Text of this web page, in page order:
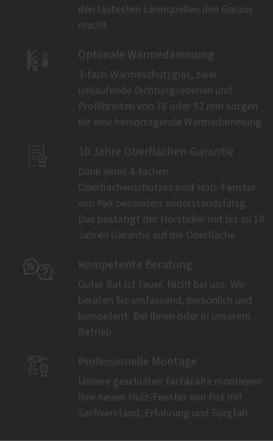
den lautesten Lärmquellen den Garaus
macht.
 Optimale Wärmedämmung
3-fach-Wärmeschutzglas, zwei
umlaufende Dichtungsebenen und
Profilbreiten von 78 oder 92 mm sorgen
für eine hervorragende Wärmedämmung.
 10 Jahre Oberflächen-Garantie
Dank eines 4-fachen
Oberflächenschutzes sind Holz-Fenster
von PaX besonders widerstandsfähig.
Das bestätigt der Hersteller mit bis zu 10
Jahren Garantie auf die Oberfläche.
 Kompetente Beratung
Guter Rat ist teuer. Nicht bei uns. Wir
beraten Sie umfassend, persönlich und
kompetent. Bei Ihnen oder in unserem
Betrieb.
 Professionelle Montage
Unsere geschulten Fachkräfte montieren
Ihre neuen Holz-Fenster von PaX mit
Sachverstand, Erfahrung und Sorgfalt.